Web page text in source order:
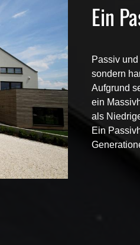
Ein
Passiv und
sondern
Aufgrund
ein
als
Ein